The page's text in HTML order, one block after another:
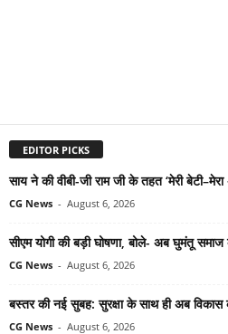
EDITOR PICKS
साय ने की वीबी-जी राम जी के तहत ‘मेरी
CG News - August 6, 2026
सीएम योगी की बड़ी घोषणा, बोले- अब घुमंतू
CG News - August 6, 2026
बस्तर की नई सुबह: सुरक्षा के साथ ही अब विकास
CG News - August 6, 2026